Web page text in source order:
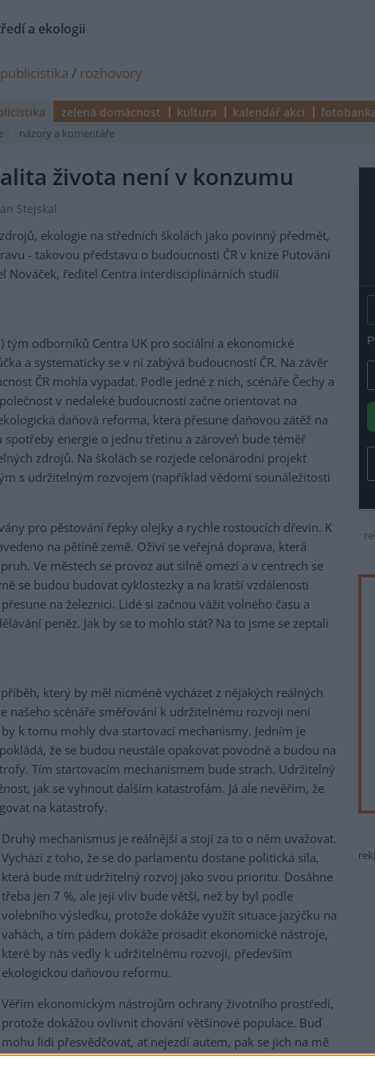
a ekologii
publicistika / rozhovory
zelená domácnost kultura kalendář akcí
názory a komentáře
života není v konzumu
Stejskal
ekologie na středních školách jako povinný předmět,
- takovou představu o budoucnosti ČR v knize Putování
Nováček, ředitel Centra interdisciplinárních studií
tým odborníků Centra UK pro sociální a ekonomické
a systematicky se v ní zabývá budoucností ČR. Na závěr
ČR mohla vypadat. Podle jedné z nich, scénáře Čechy a
v nedaleké budoucnosti začne orientovat na
daňová reforma, která přesune daňovou zátěž na
energie o jednu třetinu a zároveň bude téměř
zdrojů. Na školách se rozjede celonárodní projekt
s udržitelným rozvojem (například vědomí sounáležitosti
pro pěstování řepky olejky a rychle rostoucích dřevin. K
na pětině země. Oživí se veřejná doprava, která
Ve městech se provoz aut silně omezí a v centrech se
se budou budovat cyklostezky a na kratší vzdálenosti
na železnici. Lidé si začnou vážit volného času a
peněz. Jak by se to mohlo stát? Na to jsme se zeptali
který by měl nicméně vycházet z nějakých reálných
našeho scénáře směřování k udržitelnému rozvoji není
k tomu mohly dva startovací mechanismy. Jedním je
že se budou neustále opakovat povodně a budou na
Tím startovacím mechanismem bude strach. Udržitelný
jak se vyhnout dalším katastrofám. Já ale nevěřím, že
na katastrofy.
Druhý mechanismus je reálnější a stojí za to o něm uvažovat.
Vychází z toho, že se do parlamentu dostane politická síla,
která bude mít udržitelný rozvoj jako svou prioritu. Dosáhne
třeba jen 7 %, ale její vliv bude větší, než by byl podle
volebního výsledku, protože dokáže využít situace jazýčku na
vahách, a tím pádem dokáže prosadit ekonomické nástroje,
které by nás vedly k udržitelnému rozvoji, především
ekologickou daňovou reformu.
Věřím ekonomickým nástrojům ochrany životního prostředí,
protože dokážou ovlivnit chování většinové populace. Buď
mohu lidi přesvědčovat, ať nejezdí autem, pak se jich na mě
ale stejně většina vykašle. A nebo řeknu: klidně mějte aut